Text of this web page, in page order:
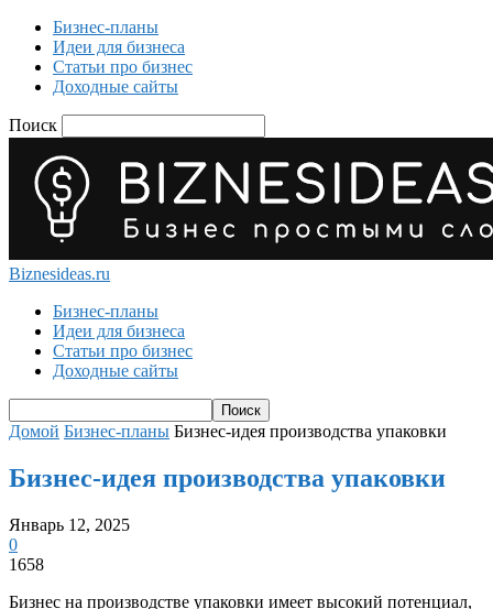
Бизнес-планы
Идеи для бизнеса
Статьи про бизнес
Доходные сайты
Поиск
Biznesideas.ru
Бизнес-планы
Идеи для бизнеса
Статьи про бизнес
Доходные сайты
Домой Бизнес-планы Бизнес-идея производства упаковки
Бизнес-идея производства упаковки
Январь 12, 2025
0
1658
Бизнес на производстве упаковки имеет высокий потенциал,